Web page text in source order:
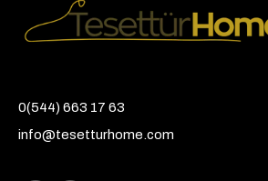
0(544) 663 17 63
info@tesetturhome.com